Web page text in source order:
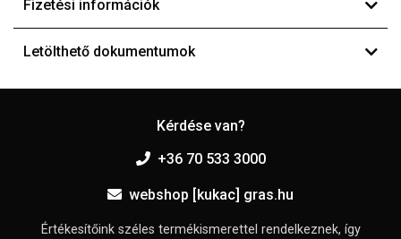
Fizetési információk
Letölthető dokumentumok
Kérdése van?
+36 70 533 3000
webshop [kukac] gras.hu
Értékesítőink széles termékismerettel rendelkeznek, így